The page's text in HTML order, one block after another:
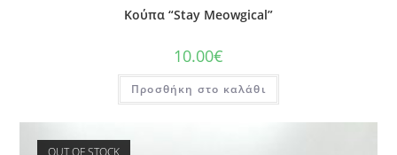
Κούπα “Stay Meowgical”
10.00€
Προσθήκη στο καλάθι
OUT OF STOCK